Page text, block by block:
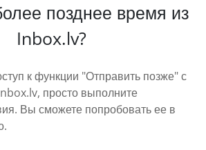
позднее время из
Inbox.lv?
к функции "Отправить позже" с
просто выполните
Вы сможете попробовать ее в